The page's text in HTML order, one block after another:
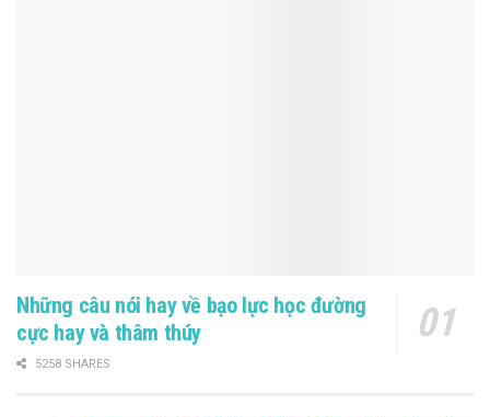
Những câu nói hay về bạo lực học đường
cực hay và thâm thúy
5258 SHARES